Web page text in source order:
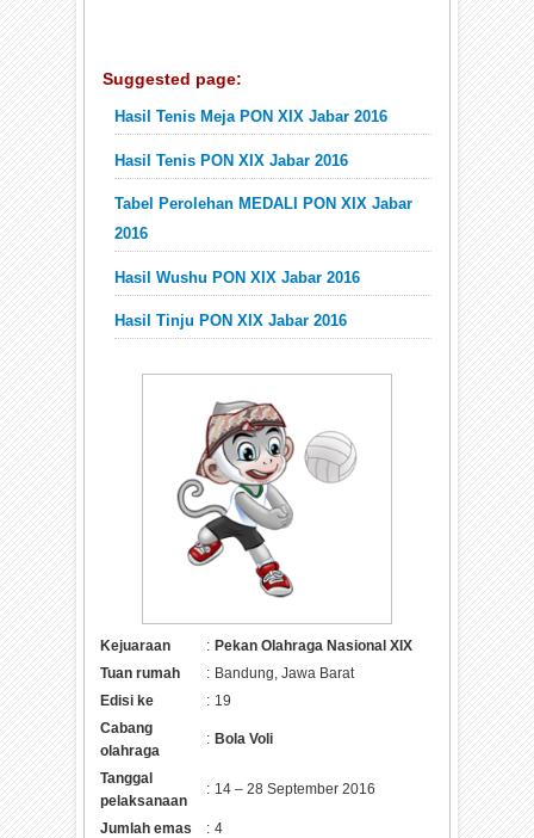
Suggested page:
Hasil Tenis Meja PON XIX Jabar 2016
Hasil Tenis PON XIX Jabar 2016
Tabel Perolehan MEDALI PON XIX Jabar
2016
Hasil Wushu PON XIX Jabar 2016
Hasil Tinju PON XIX Jabar 2016
Kejuaraan : Pekan Olahraga Nasional XIX
Tuan rumah
: Bandung, Jawa Barat
Edisi ke
: 19
Cabang
olahraga
: Bola Voli
Tanggal
pelaksanaan
: 14 – 28 September 2016
Jumlah emas : 4